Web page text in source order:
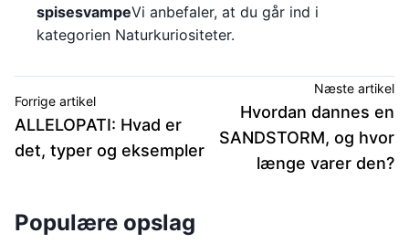
spisesvampeVi anbefaler, at du går ind i
kategorien Naturkuriositeter.
Forrige artikel
ALLELOPATI: Hvad er
det, typer og eksempler
Næste artikel
Hvordan dannes en
SANDSTORM, og hvor
længe varer den?
Populære opslag